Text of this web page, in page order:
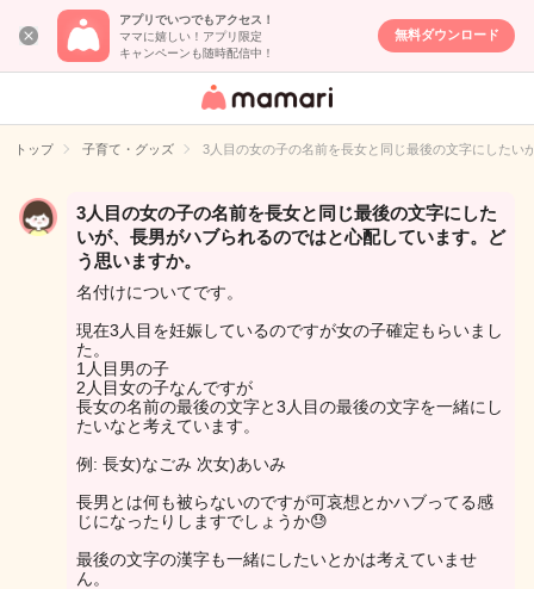
アプリでいつでもアクセス！
ママに嬉しい！アプリ限定
キャンペーンも随時配信中！
無料ダウンロード
女性専用匿名QA
イト
トップ 子育て・グッズ 3人目の女の子の名前を長女と同じ最後の文字にした
3人目の女の子の名前を長女と同じ最後の文字にした
いが、長男がハブられるのではと心配しています。ど
う思いますか。
名付けについてです。
現在3人目を妊娠しているのですが女の子確定もらいまし
た。
1人目男の子
2人目女の子なんですが
長女の名前の最後の文字と3人目の最後の文字を一緒にし
たいなと考えています。
例: 長女)なごみ 次女)あいみ
長男とは何も被らないのですが可哀想とかハブってる感
じになったりしますでしょうか😓
最後の文字の漢字も一緒にしたいとかは考えていませ
ん。